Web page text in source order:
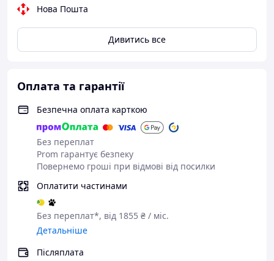
Нова Пошта
Дивитись все
Оплата та гарантії
Безпечна оплата карткою
Без переплат
Prom гарантує безпеку
Повернемо гроші при відмові від посилки
Оплатити частинами
Без переплат*, від 1855 ₴ / міс.
Детальніше
Післяплата